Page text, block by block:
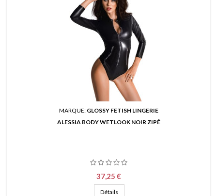
MARQUE: GLOSSY FETISH LINGERIE
ALESSIA BODY WETLOOK NOIR ZIPÉ
Prix
37,25 €
Détails